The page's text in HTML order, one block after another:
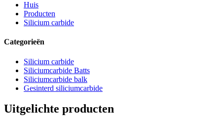
Huis
Producten
Silicium carbide
Categorieën
Silicium carbide
Siliciumcarbide Batts
Siliciumcarbide balk
Gesinterd siliciumcarbide
Uitgelichte producten